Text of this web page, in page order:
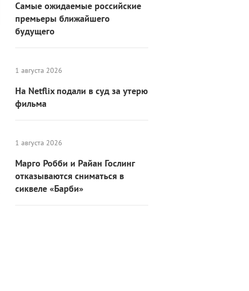
Самые ожидаемые российские
премьеры ближайшего
будущего
1 августа 2026
На Netflix подали в суд за утерю
фильма
1 августа 2026
Марго Робби и Райан Гослинг
отказываются сниматься в
сиквеле «Барби»